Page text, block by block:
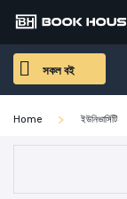
সকল বই
Home ইউনিভার্সিটি